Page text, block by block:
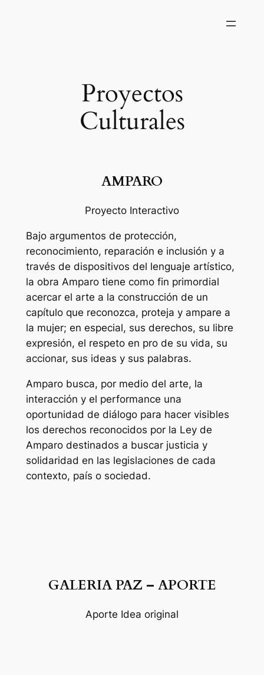
Proyectos
Culturales
AMPARO
Proyecto Interactivo
Bajo argumentos de protección,
reconocimiento, reparación e inclusión y a
través de dispositivos del lenguaje artístico,
la obra Amparo tiene como fin primordial
acercar el arte a la construcción de un
capítulo que reconozca, proteja y ampare a
la mujer; en especial, sus derechos, su libre
expresión, el respeto en pro de su vida, su
accionar, sus ideas y sus palabras.
Amparo busca, por medio del arte, la
interacción y el performance una
oportunidad de diálogo para hacer visibles
los derechos reconocidos por la Ley de
Amparo destinados a buscar justicia y
solidaridad en las legislaciones de cada
contexto, país o sociedad.
GALERIA PAZ – APORTE
Aporte Idea original